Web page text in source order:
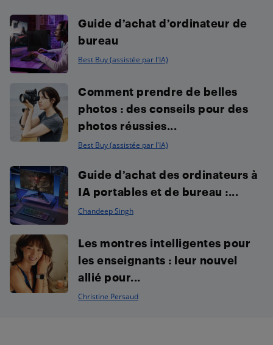
Guide d’achat d’ordinateur de
bureau
Best Buy (assistée par l'IA)
Comment prendre de belles
photos : des conseils pour des
photos réussies...
Best Buy (assistée par l'IA)
Guide d’achat des ordinateurs à
IA portables et de bureau :...
Chandeep Singh
Les montres intelligentes pour
les enseignants : leur nouvel
allié pour...
Christine Persaud